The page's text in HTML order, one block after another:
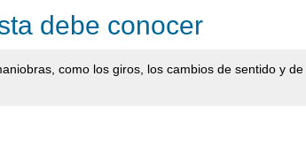
debe conocer
como los giros, los cambios de sentido y de